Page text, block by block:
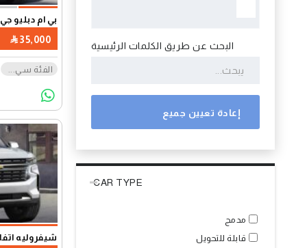
البحث عن طريق الكلمات الرئيسية
إعادة تعيين جميع
CAR TYPE
مدمج
قابلة للتحويل
35,000
بي ام دبليو جي تي
الفئة سي...
شيفروليه